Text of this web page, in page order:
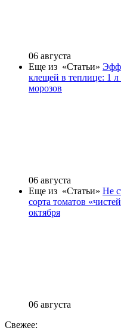
06 августа
Еще из «Статьи»
клещей в теплице: 1 л
морозов
06 августа
Еще из «Статьи» Не
сорта томатов
октября
06 августа
Свежее: